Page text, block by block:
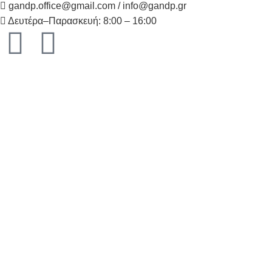
gandp.office@gmail.com / info@gandp.gr
Δευτέρα–Παρασκευή: 8:00 – 16:00